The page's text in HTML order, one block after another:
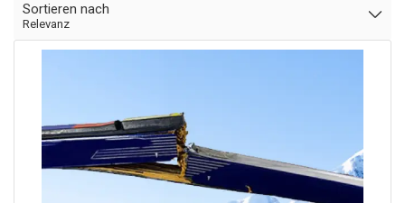
Sortieren nach
Relevanz